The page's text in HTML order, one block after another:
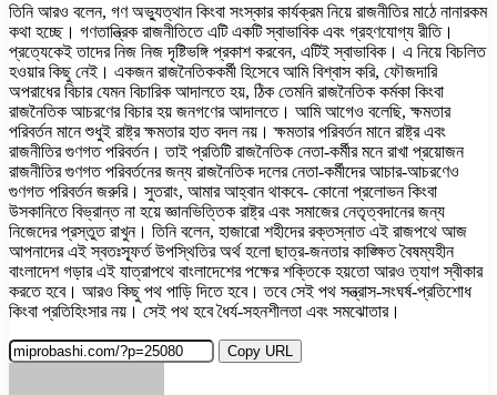
তিনি আরও বলেন, গণ অভ্যুত্থান কিংবা সংস্কার কার্যক্রম নিয়ে রাজনীতির মাঠে নানারকম
কথা হচ্ছে। গণতান্ত্রিক রাজনীতিতে এটি একটি স্বাভাবিক এবং গ্রহণযোগ্য রীতি।
প্রত্যেকেই তাদের নিজ নিজ দৃষ্টিভঙ্গি প্রকাশ করবেন, এটিই স্বাভাবিক। এ নিয়ে বিচলিত
হওয়ার কিছু নেই। একজন রাজনৈতিককর্মী হিসেবে আমি বিশ্বাস করি, ফৌজদারি
অপরাধের বিচার যেমন বিচারিক আদালতে হয়, ঠিক তেমনি রাজনৈতিক কর্মকা কিংবা
রাজনৈতিক আচরণের বিচার হয় জনগণের আদালতে। আমি আগেও বলেছি, ক্ষমতার
পরিবর্তন মানে শুধুই রাষ্ট্র ক্ষমতার হাত বদল নয়। ক্ষমতার পরিবর্তন মানে রাষ্ট্র এবং
রাজনীতির গুণগত পরিবর্তন। তাই প্রতিটি রাজনৈতিক নেতা-কর্মীর মনে রাখা প্রয়োজন
রাজনীতির গুণগত পরিবর্তনের জন্য রাজনৈতিক দলের নেতা-কর্মীদের আচার-আচরণেও
গুণগত পরিবর্তন জরুরি। সুতরাং, আমার আহ্বান থাকবে- কোনো প্রলোভন কিংবা
উসকানিতে বিভ্রান্ত না হয়ে জ্ঞানভিত্তিক রাষ্ট্র এবং সমাজের নেতৃত্বদানের জন্য
নিজেদের প্রস্তুত রাখুন। তিনি বলেন, হাজারো শহীদের রক্তস্নাত এই রাজপথে আজ
আপনাদের এই স্বতঃস্ফূর্ত উপস্থিতির অর্থ হলো ছাত্র-জনতার কাঙ্ক্ষিত বৈষম্যহীন
বাংলাদেশ গড়ার এই যাত্রাপথে বাংলাদেশের পক্ষের শক্তিকে হয়তো আরও ত্যাগ স্বীকার
করতে হবে। আরও কিছু পথ পাড়ি দিতে হবে। তবে সেই পথ সন্ত্রাস-সংঘর্ষ-প্রতিশোধ
কিংবা প্রতিহিংসার নয়। সেই পথ হবে ধৈর্য-সহনশীলতা এবং সমঝোতার।
Copy URL